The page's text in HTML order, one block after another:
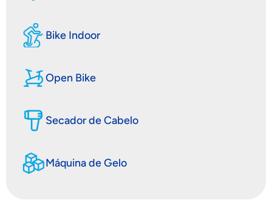
Bike Indoor
Open Bike
Secador de Cabelo
Máquina de Gelo